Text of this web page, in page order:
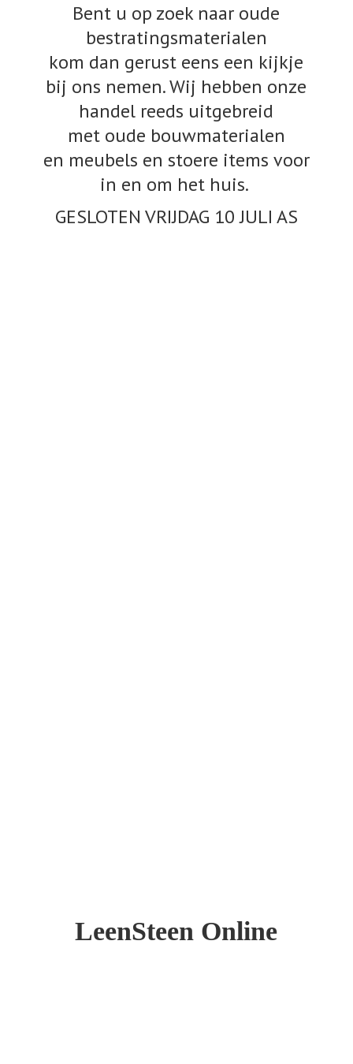
LeenSteen Online
Bent u op zoek naar oude
bestratingsmaterialen
kom dan gerust eens een kijkje
bij ons nemen. Wij hebben onze
handel reeds uitgebreid
met oude bouwmaterialen
en meubels en stoere items voor
in en om het huis.
GESLOTEN VRIJDAG 10JULI AS